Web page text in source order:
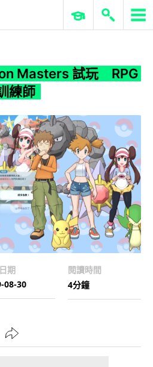
ERP 與商業 AI
Masters 試玩 RPG
練師
期
08-30
閱讀時間
4分鐘